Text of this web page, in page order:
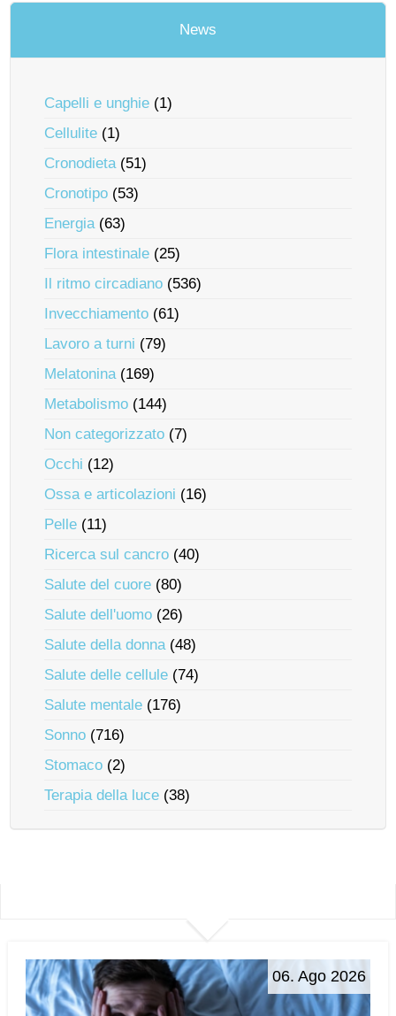
News
Capelli e unghie (1)
Cellulite (1)
Cronodieta (51)
Cronotipo (53)
Energia (63)
Flora intestinale (25)
Il ritmo circadiano (536)
Invecchiamento (61)
Lavoro a turni (79)
Melatonina (169)
Metabolismo (144)
Non categorizzato (7)
Occhi (12)
Ossa e articolazioni (16)
Pelle (11)
Ricerca sul cancro (40)
Salute del cuore (80)
Salute dell'uomo (26)
Salute della donna (48)
Salute delle cellule (74)
Salute mentale (176)
Sonno (716)
Stomaco (2)
Terapia della luce (38)
06. Ago 2026